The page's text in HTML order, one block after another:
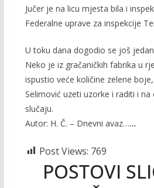
Jučer je na licu mjesta bila i
Federalne uprave za inspekcije
U toku dana dogodio se još
Neko je iz gračaničkih fabrika u
ispustio veće količine zelene
Selimović uzeti uzorke i raditi i
slučaju.
Autor: H. Č. – Dnevni avaz……
Post Views: 769
POSTOVI